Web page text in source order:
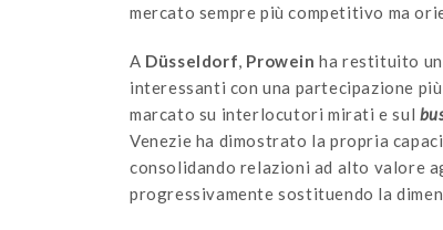
mercato sempre più competitivo ma
A Düsseldorf, Prowein ha restituito
interessanti con una partecipazione più
marcato su interlocutori mirati e sul
Venezie ha dimostrato la propria
consolidando relazioni ad alto valore
progressivamente sostituendo la